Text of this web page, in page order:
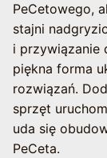
PeCetowego,
stajni
i przywiązanie
piękna forma
rozwiązań.
sprzęt
uda się
PeCeta.